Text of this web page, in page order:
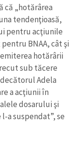
că „hotărârea
tendenţioasă,
pentru acţiunile
BNAA, cât şi
hotărârii
sub tăcere
Adela
a acţiunii în
dosarului şi
a suspendat”, se